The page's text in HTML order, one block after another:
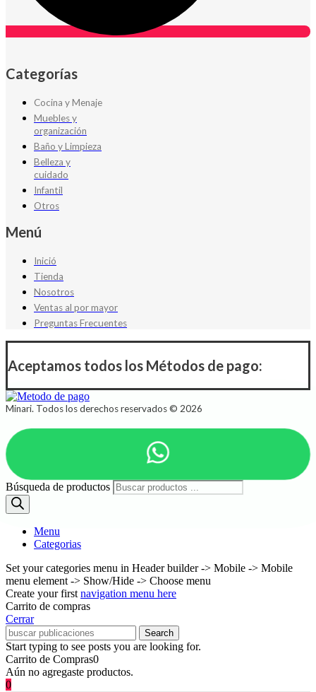
Categorías
Cocina y Menaje
Muebles y
organización
Baño y Limpieza
Belleza y
cuidado
Infantil
Otros
Menú
Inició
Tienda
Nosotros
Ventas al por mayor
Preguntas Frecuentes
Aceptamos todos los Métodos de pago:
Minari. Todos los derechos reservados © 2026
Búsqueda de productos
Menu
Categorias
Set your categories menu in Header builder -> Mobile -> Mobile
menu element -> Show/Hide -> Choose menu
Create your first navigation menu here
Carrito de compras
Cerrar
Search
Start typing to see posts you are looking for.
Carrito de Compras0
Aún no agregaste productos.
0